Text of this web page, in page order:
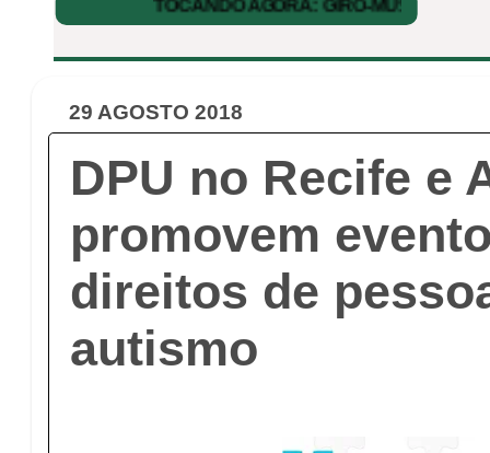
29 AGOSTO 2018
DPU no Recife e
promovem
direitos de
autismo